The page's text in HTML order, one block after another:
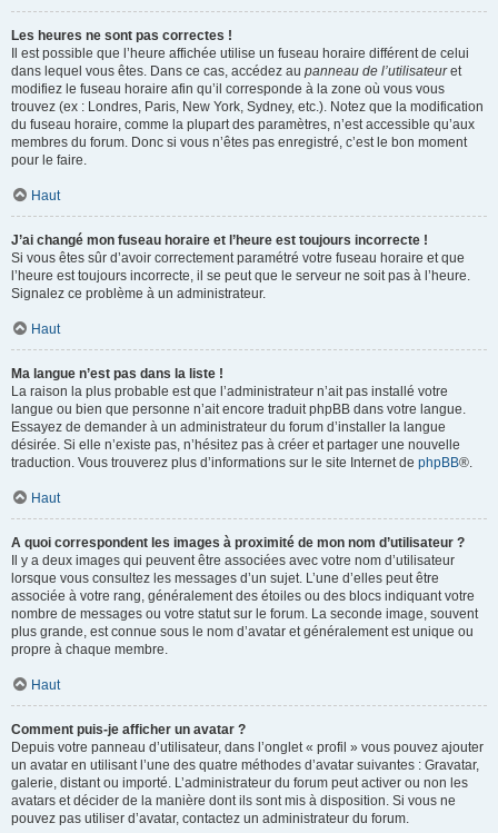
Les heures ne sont pas correctes !
Il est possible que l’heure affichée utilise un fuseau horaire différent de celui
dans lequel vous êtes. Dans ce cas, accédez au panneau de l’utilisateuret
modifiez le fuseau horaire afin qu’il corresponde à la zone où vous vous
trouvez (ex : Londres, Paris, New York, Sydney, etc.). Notez que la modification
du fuseau horaire, comme la plupart des paramètres, n’est accessible qu’aux
membres du forum. Donc si vous n’êtes pas enregistré, c’est le bon moment
pour le faire.
Haut
J’ai changé mon fuseau horaire et l’heure est toujours incorrecte !
Si vous êtes sûr d’avoir correctement paramétré votre fuseau horaire et que
l’heure est toujours incorrecte, il se peut que le serveur ne soit pas à l’heure.
Signalez ce problème à un administrateur.
Haut
Ma langue n’est pas dans la liste !
La raison la plus probable est que l’administrateur n’ait pas installé votre
langue ou bien que personne n’ait encore traduit phpBB dans votre langue.
Essayez de demander à un administrateur du forum d’installer la langue
désirée. Si elle n’existe pas, n’hésitez pas à créer et partager une nouvelle
traduction. Vous trouverez plus d’informations sur le site Internet de phpBB®.
Haut
A quoi correspondent les images à proximité de mon nom d’utilisateur ?
Il y a deux images qui peuvent être associées avec votre nom d’utilisateur
lorsque vous consultez les messages d’un sujet. L’une d’elles peut être
associée à votre rang, généralement des étoiles ou des blocs indiquant votre
nombre de messages ou votre statut sur le forum. La seconde image, souvent
plus grande, est connue sous le nom d’avatar et généralement est unique ou
propre à chaque membre.
Haut
Comment puis-je afficher un avatar ?
Depuis votre panneau d’utilisateur, dans l’onglet « profil » vous pouvez ajouter
un avatar en utilisant l’une des quatre méthodes d’avatar suivantes : Gravatar,
galerie, distant ou importé. L’administrateur du forum peut activer ou non les
avatars et décider de la manière dont ils sont mis à disposition. Si vous ne
pouvez pas utiliser d’avatar, contactez un administrateur du forum.